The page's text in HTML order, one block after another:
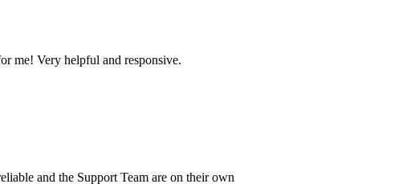
me! Very helpful and responsive.
and the Support Team are on their own